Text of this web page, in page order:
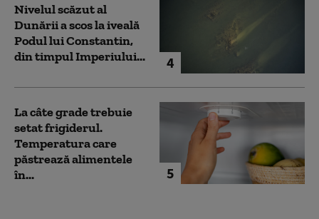
4
Nivelul scăzut al
Dunării a scos la iveală
Podul lui Constantin,
din timpul Imperiului...
5
La câte grade trebuie
setat frigiderul.
Temperatura care
păstrează alimentele
în...